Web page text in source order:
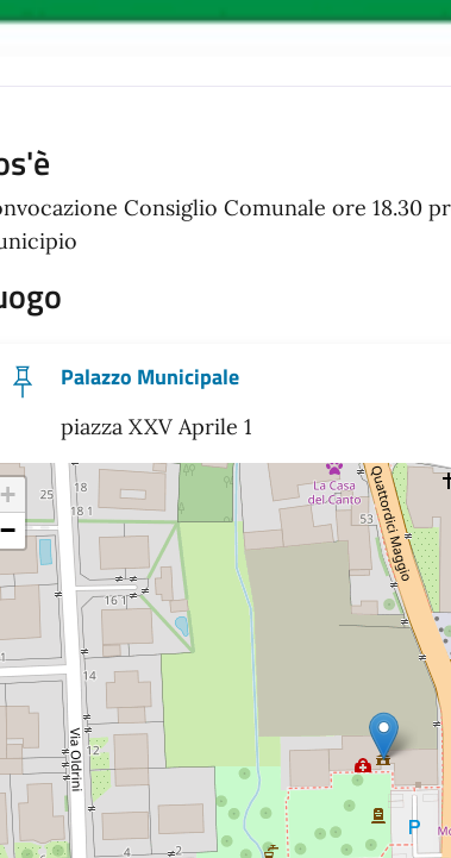
Consiglio Comunale ore 18.30
Palazzo Municipale
piazza XXV Aprile 1
+
−